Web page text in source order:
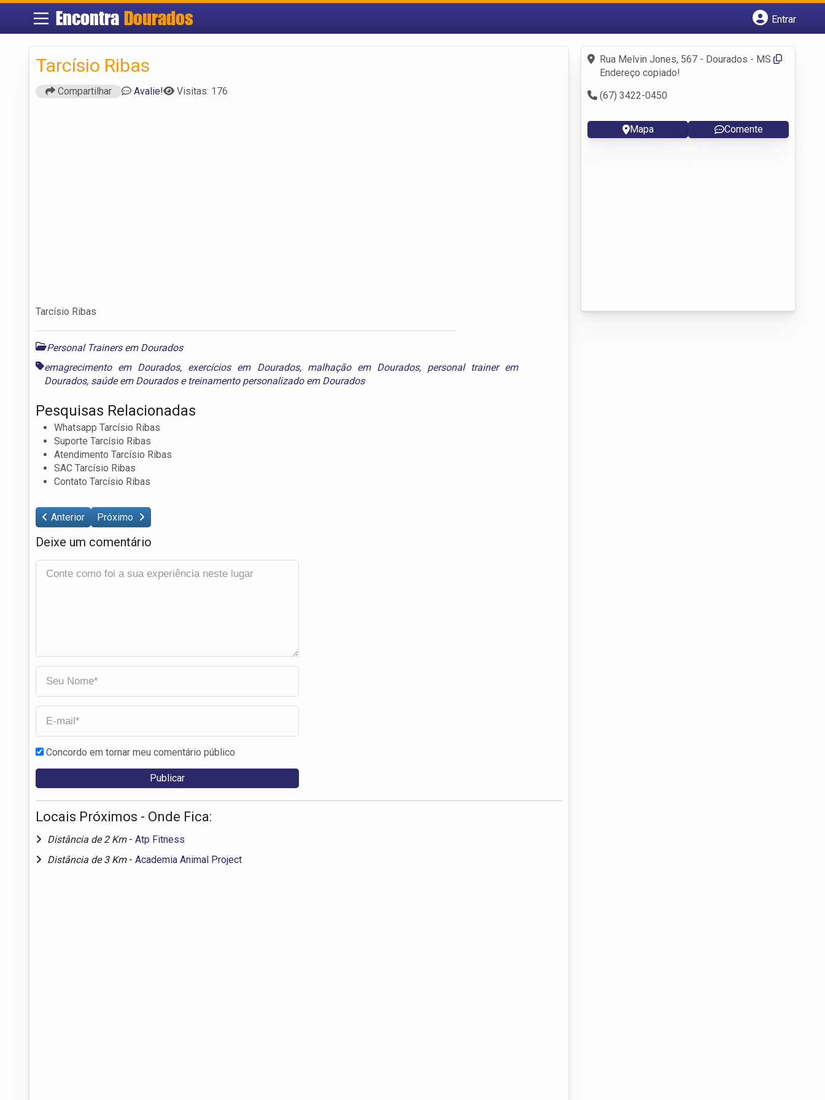
Encontra Dourados
Entrar
Fazer login
Criar conta
Tarcísio Ribas
Compartilhar Avalie! Visitas: 176
Tarcísio Ribas
Personal Trainers em Dourados
emagrecimento em Dourados, exercícios em Dourados, malhação em Dourados, personal trainer em
Dourados, saúde em Douradose treinamento personalizado em Dourados
Pesquisas Relacionadas
Whatsapp Tarcísio Ribas
Suporte Tarcísio Ribas
Atendimento Tarcísio Ribas
SAC Tarcísio Ribas
Contato Tarcísio Ribas
Anterior Próximo
Deixe um comentário
Concordo em tornar meu comentário público
Locais Próximos - Onde Fica:
Distância de 2 Km - Atp Fitness
Distância de 3 Km - Academia Animal Project
Rua Melvin Jones, 567 - Dourados - MS
Endereço copiado!
(67) 3422-0450
Mapa Comente